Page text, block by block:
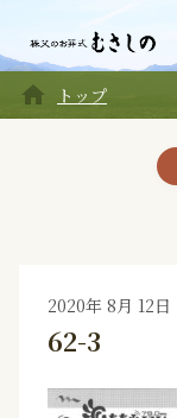
home トップ
2020年 8月 12日
62-3